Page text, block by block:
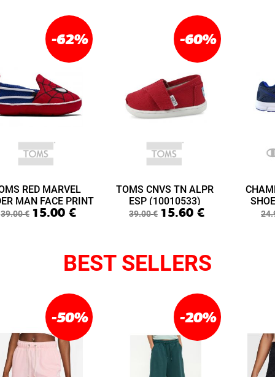
-62%
RED MARVEL
MAN FACE PRINT
LIME LAYETTE
39.00€ 15.00 €
-60%
TOMS CNVS TN ALPR
ESP (10010533)
39.00€ 15.60 €
BEST SELLERS
-50% -20%